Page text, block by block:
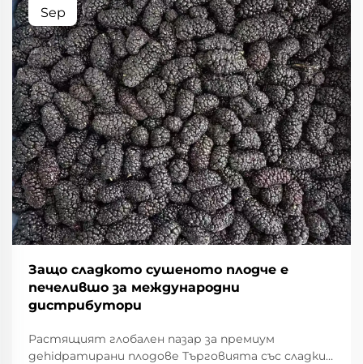
Sep
Защо сладкото сушеното плодче е
печелившо за международни
дистрибутори
Растящият глобален пазар за премиум
деhidратирани плодове Търговията със сладки